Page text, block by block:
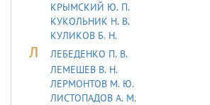
КРЫМСКИЙ Ю. П.
КУКОЛЬНИК H. В.
КУЛИКОВ Б. Н.
Л
ЛЕБЕДЕHКО П. В.
ЛЕМЕШЕВ В. Н.
ЛЕРМОHТОВ М. Ю.
ЛИСТОПАДОВ А. М.